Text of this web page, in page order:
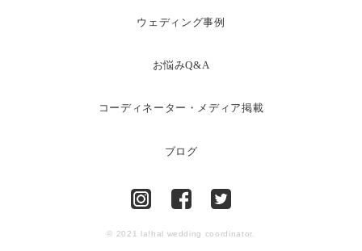
ウェディング事例
お悩みQ&A
コーディネーター・メディア掲載
ブログ
© 2021 la!hal wedding coordinator.